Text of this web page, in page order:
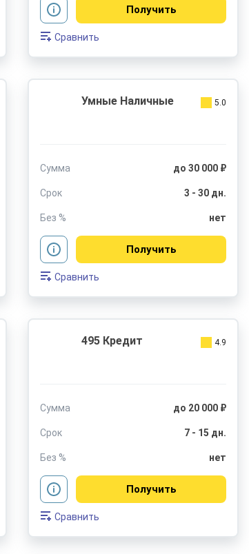
Получить
Сравнить
Умные Наличные 5.0
Сумма до 30 000 ₽
Срок 3 - 30 дн.
Без % нет
Получить
Сравнить
495 Кредит 4.9
Сумма до 20 000 ₽
Срок 7 - 15 дн.
Без % нет
Получить
Сравнить